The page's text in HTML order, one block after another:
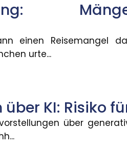
einen Reisemangel
urte...
KI: Risiko
über
Demnach sollen für
wenig über
verteile sich von